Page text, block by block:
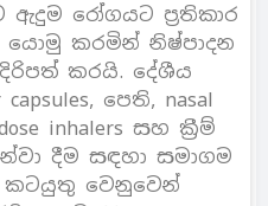
රෝගයට ප්‍රතිකාර
යොමු කරමින් නිෂ්පාදන
කරයි. දේශීය
පෙති, nasal
dose inhalers සහ ක්‍රීම්
දීම සඳහා සමාගම
කටයුතු වෙනුවෙන්